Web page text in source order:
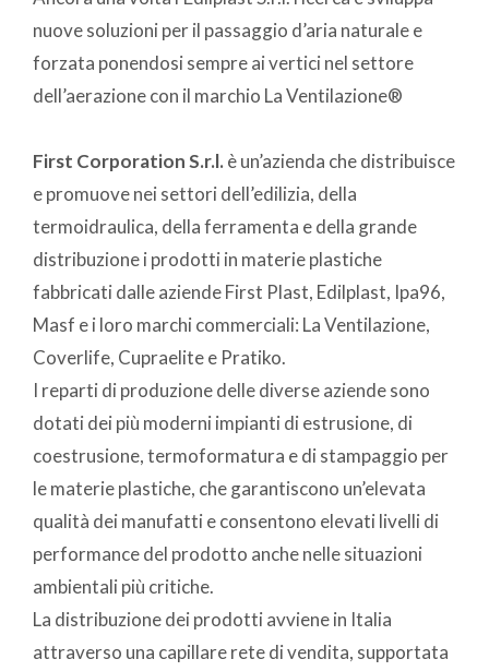
nuove soluzioni per il passaggio d’aria naturale e
forzata ponendosi sempre ai vertici nel settore
dell’aerazione con il marchio La Ventilazione®
First Corporation S.r.l. è un’azienda che distribuisce
e promuove nei settori dell’edilizia, della
termoidraulica, della ferramenta e della grande
distribuzione i prodotti in materie plastiche
fabbricati dalle aziende First Plast, Edilplast, Ipa96,
Masf e i loro marchi commerciali: La Ventilazione,
Coverlife, Cupraelite e Pratiko.
I reparti di produzione delle diverse aziende sono
dotati dei più moderni impianti di estrusione, di
coestrusione, termoformatura e di stampaggio per
le materie plastiche, che garantiscono un’elevata
qualità dei manufatti e consentono elevati livelli di
performance del prodotto anche nelle situazioni
ambientali più critiche.
La distribuzione dei prodotti avviene in Italia
attraverso una capillare rete di vendita, supportata